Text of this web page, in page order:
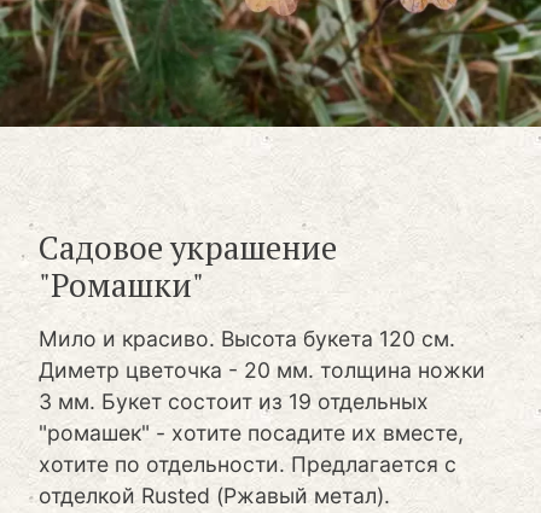
Садовое украшение
"Ромашки"
Мило и красиво. Высота букета 120 см.
Диметр цветочка - 20 мм. толщина ножки
3 мм. Букет состоит из 19 отдельных
"ромашек" - хотите посадите их вместе,
хотите по отдельности. Предлагается с
отделкой Rusted (Ржавый метал).